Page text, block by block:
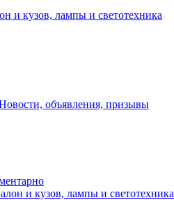
и кузов, лампы и светотехника
объявления, призывы
и кузов, лампы и светотехника